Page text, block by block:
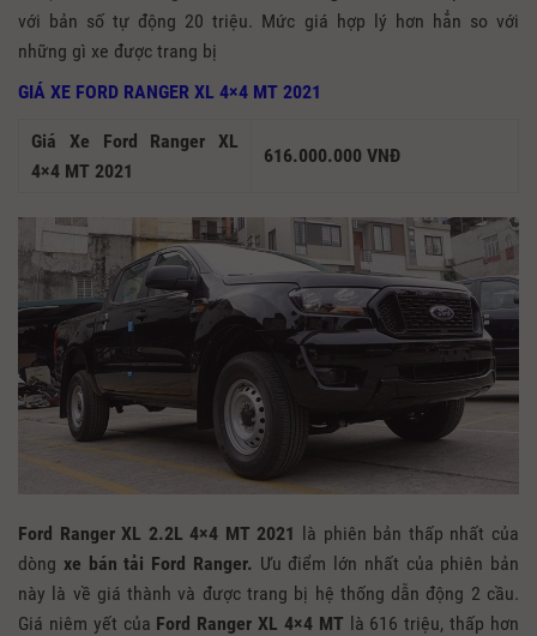
với bản số tự động 20 triệu. Mức giá hợp lý hơn hẳn so với
những gì xe được trang bị
GIÁ XE FORD RANGER XL 4×4 MT 2021
Giá Xe Ford Ranger XL
4×4 MT 2021
616.000.000 VNĐ
Ford Ranger XL 2.2L 4×4 MT 2021 là phiên bản thấp nhất của
dòng xe bán tải Ford Ranger. Ưu điểm lớn nhất của phiên bản
này là về giá thành và được trang bị hệ thống dẫn động 2 cầu.
Giá niêm yết của Ford Ranger XL 4×4 MT là 616 triệu, thấp hơn